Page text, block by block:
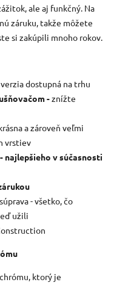
ale aj funkčný. Na
záruku, takže môžete
si zakúpili mnoho rokov.
dostupná na trhu
-znížte
a zároveň veľmi
vrstiev
najlepšieho v súčasnosti
- všetko, čo
užili
ktorý je